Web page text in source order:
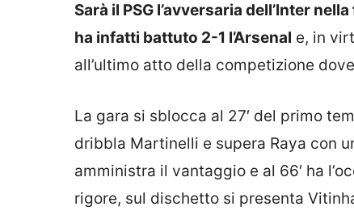
Sarà il PSG l’avversaria dell’Inter
ha infatti battuto 2-1 l’Arsenal e, in
all’ultimo atto della competizione
La gara si sblocca al 27′ del primo
dribbla Martinelli e supera Raya con
amministra il vantaggio e al 66′ ha
rigore, sul dischetto si presenta